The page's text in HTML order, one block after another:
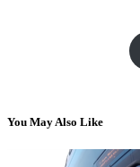
You May Also Like